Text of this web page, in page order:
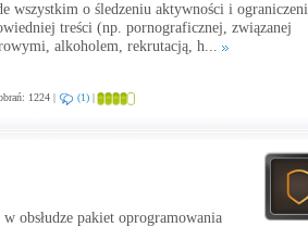
wszystkim o śledzeniu aktywności i
treści (np. pornograficznej, związanej
alkoholem, rekrutacją, h...
1224 | (1) |
obsłudze pakiet oprogramowania